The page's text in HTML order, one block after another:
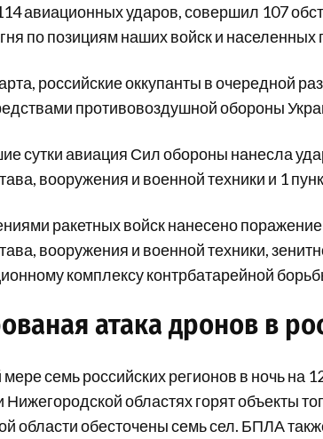
авиационных ударов, совершил 107
по позициям наших войск и населенных
российские оккупанты в очередной
противовоздушной обороны
сутки авиация Сил обороны нанесла
вооружения и военной техники и 1
ракетных войск нанесено
вооружения и военной техники,
комплексу контрбатарейной
атака дронов в
семь российских регионов в ночь на
областях горят объекты
области обесточены семь сел. БПЛА